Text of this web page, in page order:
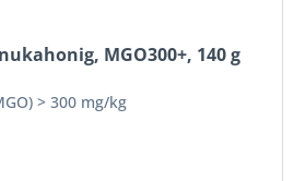
MGO300+, 140 g
> 300 mg/kg